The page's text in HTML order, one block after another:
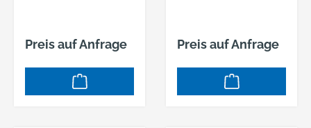
Preis auf Anfrage Preis auf Anfrage